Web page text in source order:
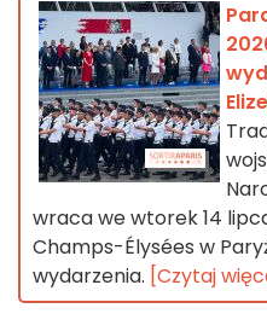
wraca we wtorek 14
Champs-Élysées w
wydarzenia. [Czytaj